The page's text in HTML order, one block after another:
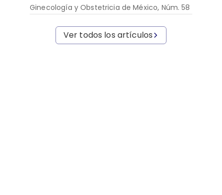
Ginecología y Obstetricia de México, Núm. 58
Ver todos los artículos